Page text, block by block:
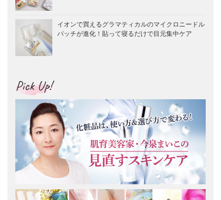
イオンで買えるグラマティカルのマイクロニードル
パッチが進化！貼って寝るだけで目元集中ケア
Pick Up!